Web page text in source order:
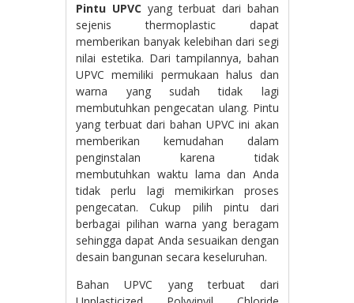
Pintu UPVC yang terbuat dari bahan
sejenis thermoplastic dapat
memberikan banyak kelebihan dari segi
nilai estetika. Dari tampilannya, bahan
UPVC memiliki permukaan halus dan
warna yang sudah tidak lagi
membutuhkan pengecatan ulang. Pintu
yang terbuat dari bahan UPVC ini akan
memberikan kemudahan dalam
penginstalan karena tidak
membutuhkan waktu lama dan Anda
tidak perlu lagi memikirkan proses
pengecatan. Cukup pilih pintu dari
berbagai pilihan warna yang beragam
sehingga dapat Anda sesuaikan dengan
desain bangunan secara keseluruhan.
Bahan UPVC yang terbuat dari